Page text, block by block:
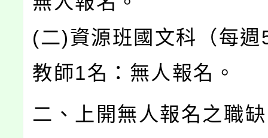
(二)資源班國文科（每週
教師1名：無人報名。
二、上開無人報名之職